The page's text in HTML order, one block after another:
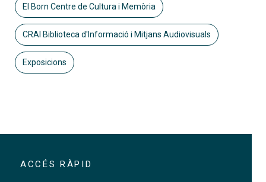
El Born Centre de Cultura i Memòria
CRAI Biblioteca d'Informació i Mitjans Audiovisuals
Exposicions
ACCÉS RÀPID